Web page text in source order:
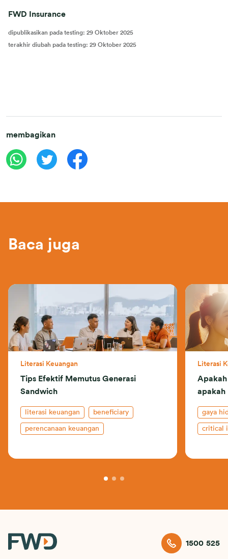
FWD Insurance
dipublikasikan pada testing: 29 Oktober 2025
terakhir diubah pada testing: 29 Oktober 2025
membagikan
Baca juga
Literasi Keuangan
Tips Efektif Memutus Generasi
Sandwich
literasi keuangan beneficiary
perencanaan keuangan
Literasi
Apakah
apakah
gaya
critical
1500 525